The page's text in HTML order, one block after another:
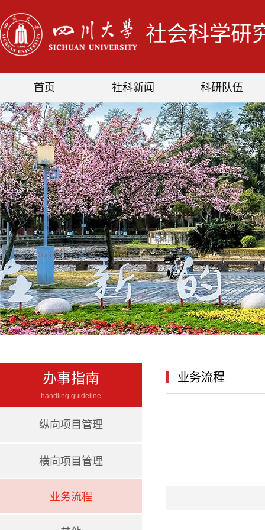
社会科学研
首页 社科新闻 科研队伍
办事指南
handling guideline
纵向项目管理
横向项目管理
业务流程
业务流程